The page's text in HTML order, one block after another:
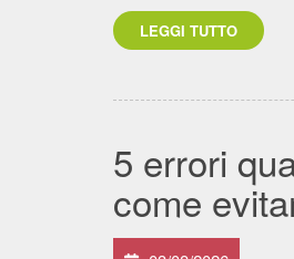
LEGGI TUTTO
5 errori
come